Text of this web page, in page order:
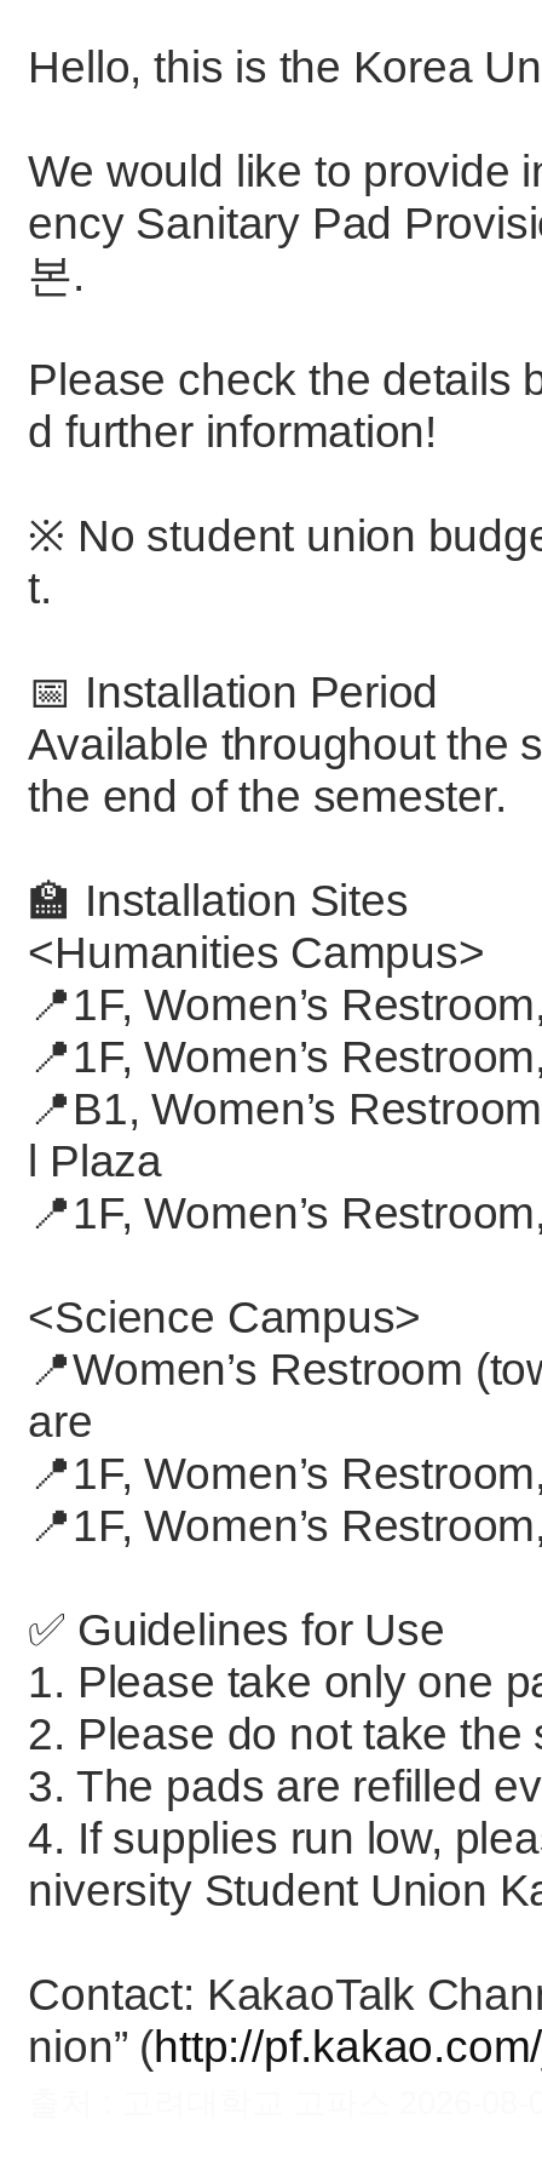
Hello, this is the Korea
We would like to provide
ency Sanitary Pad
본.
Please check the details
d further information!
※ No student union
t.
📅 Installation Period
Available throughout the
the end of the semester.
🏫 Installation Sites
<Humanities Campus>
📍1F, Women’s
📍1F, Women’s
📍B1, Women’s
l Plaza
📍1F, Women’s
<Science Campus>
📍Women’s Restroom
are
📍1F, Women’s
📍1F, Women’s
✅️ Guidelines for Use
1. Please take only one
2. Please do not take the
3. The pads are refilled
4. If supplies run low,
niversity Student Union
Contact: KakaoTalk
nion” (http://